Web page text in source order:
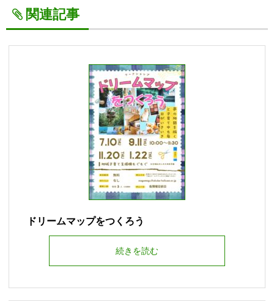
関連記事
ドリームマップをつくろう
続きを読む